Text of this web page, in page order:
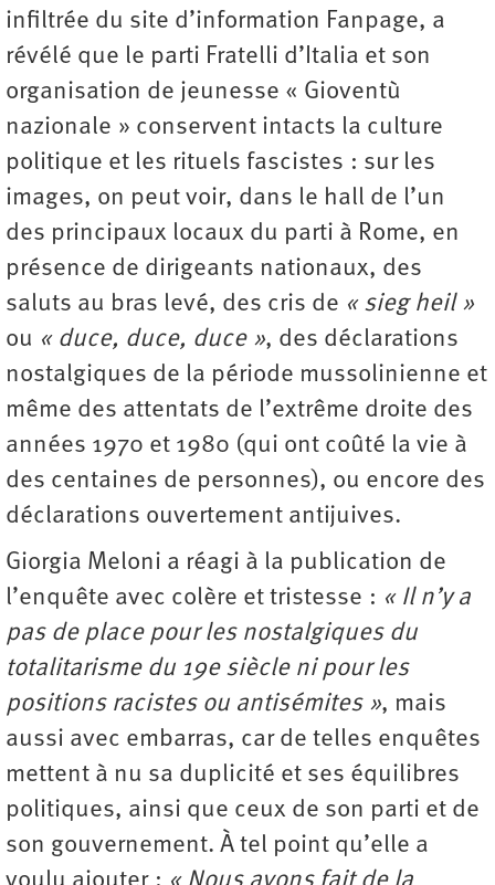
infiltrée du site d’information Fanpage, a
révélé que le parti Fratelli d’Italia et son
organisation de jeunesse « Gioventù
nazionale » conservent intacts la culture
politique et les rituels fascistes : sur les
images, on peut voir, dans le hall de l’un
des principaux locaux du parti à Rome, en
présence de dirigeants nationaux, des
saluts au bras levé, des cris de « sieg heil »
ou « duce, duce, duce », des déclarations
nostalgiques de la période mussolinienne et
même des attentats de l’extrême droite des
années 1970 et 1980 (qui ont coûté la vie à
des centaines de personnes), ou encore des
déclarations ouvertement antijuives.
Giorgia Meloni a réagi à la publication de
l’enquête avec colère et tristesse : « Il n’y a
pas de place pour les nostalgiques du
totalitarisme du 19e siècle ni pour les
positions racistes ou antisémites », mais
aussi avec embarras, car de telles enquêtes
mettent à nu sa duplicité et ses équilibres
politiques, ainsi que ceux de son parti et de
son gouvernement. À tel point qu’elle a